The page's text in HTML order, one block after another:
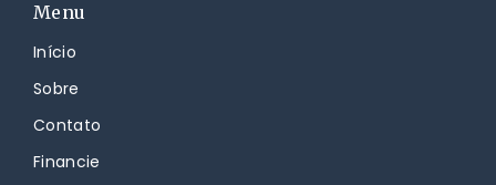
Menu
Início
Sobre
Contato
Financie